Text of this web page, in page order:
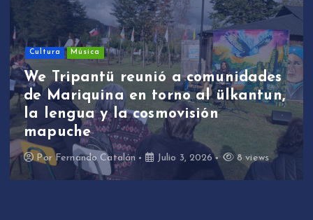
Cultura Música
We Tripantü reunió a comunidades
de Mariquina en torno al ülkantun,
la lengua y la cosmovisión
mapuche
Por Fernando Catalán Julio 3, 2026 8 views